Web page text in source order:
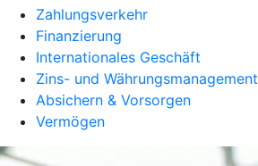
Zahlungsverkehr
Finanzierung
Internationales Geschäft
Zins- und Währungsmanagement
Absichern & Vorsorgen
Vermögen